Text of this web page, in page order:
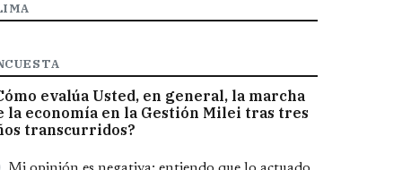
evalúa Usted, en general, la marcha
la economía en la Gestión Milei tras tres
transcurridos?